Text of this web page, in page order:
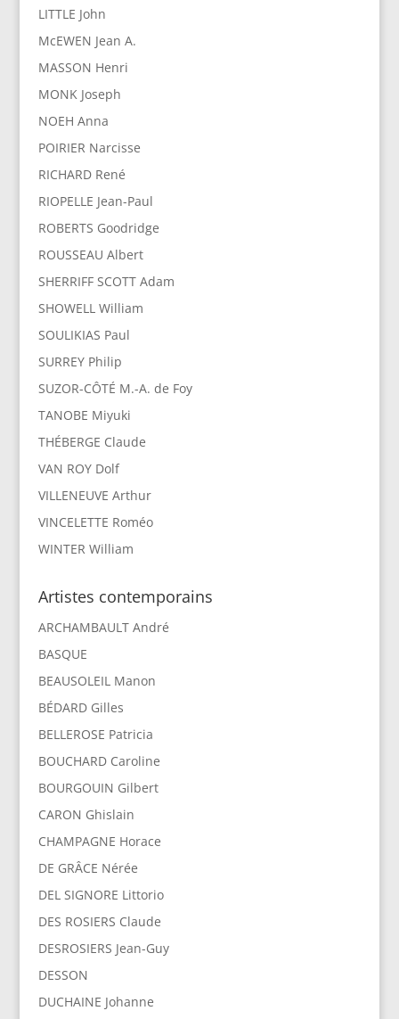
LITTLE John
McEWEN Jean A.
MASSON Henri
MONK Joseph
NOEH Anna
POIRIER Narcisse
RICHARD René
RIOPELLE Jean-Paul
ROBERTS Goodridge
ROUSSEAU Albert
SHERRIFF SCOTT Adam
SHOWELL William
SOULIKIAS Paul
SURREY Philip
SUZOR-CÔTÉ M.-A. de Foy
TANOBE Miyuki
THÉBERGE Claude
VAN ROY Dolf
VILLENEUVE Arthur
VINCELETTE Roméo
WINTER William
Artistes contemporains
ARCHAMBAULT André
BASQUE
BEAUSOLEIL Manon
BÉDARD Gilles
BELLEROSE Patricia
BOUCHARD Caroline
BOURGOUIN Gilbert
CARON Ghislain
CHAMPAGNE Horace
DE GRÂCE Nérée
DEL SIGNORE Littorio
DES ROSIERS Claude
DESROSIERS Jean-Guy
DESSON
DUCHAINE Johanne